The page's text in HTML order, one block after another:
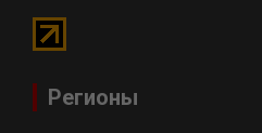
Регионы